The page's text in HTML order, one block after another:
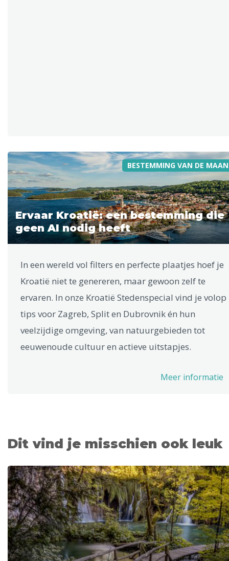
BESTEMMING VAN DE
Ervaar Kroatië: een bestemming die
geen AI nodig heeft
In een wereld vol filters en perfecte plaatjes hoef je
Kroatië niet te genereren, maar gewoon zelf te
ervaren. In onze Kroatië Stedenspecial vind je volop
tips voor Zagreb, Split en Dubrovnik én hun
veelzijdige omgeving, van natuurgebieden tot
eeuwenoude cultuur en actieve uitstapjes.
Meer informatie
Dit vind je misschien ook leuk